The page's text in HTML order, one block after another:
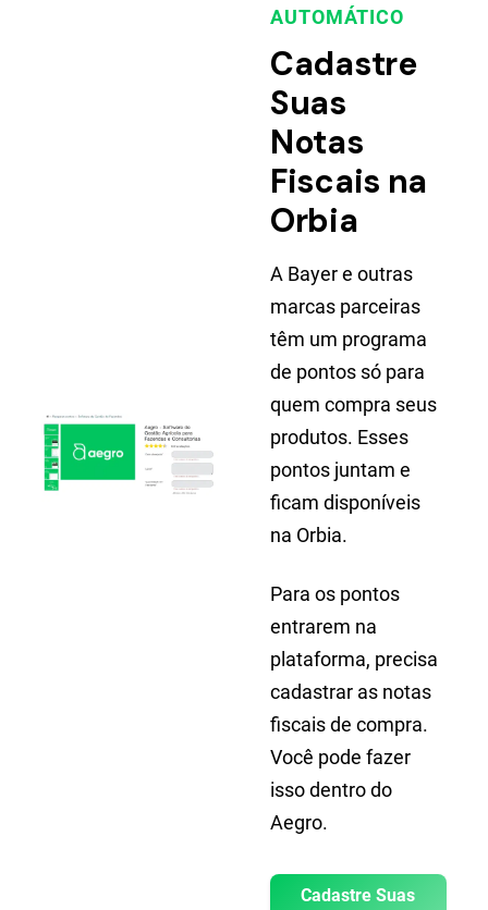
AUTOMÁTICO
Cadastre
Suas
Notas
Fiscais na
Orbia
A Bayer e outras
marcas parceiras
têm um programa
de pontos só para
quem compra seus
produtos. Esses
pontos juntam e
ficam disponíveis
na Orbia.
Para os pontos
entrarem na
plataforma, precisa
cadastrar as notas
fiscais de compra.
Você pode fazer
isso dentro do
Aegro.
Cadastre Suas